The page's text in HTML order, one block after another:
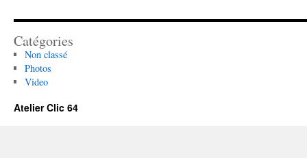
Catégories
Non classé
Photos
Video
Atelier Clic 64